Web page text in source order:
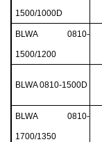
1500/1000D
BLWA 0810-
1500/1200
BLWA 0810-1500D
BLWA 0810-
1700/1350